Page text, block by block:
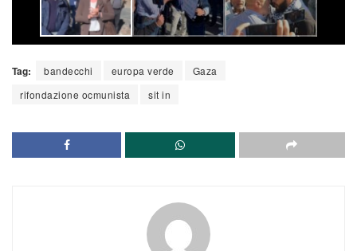
Tag: bandecchi europa verde
Gaza
rifondazione ocmunista
sit in